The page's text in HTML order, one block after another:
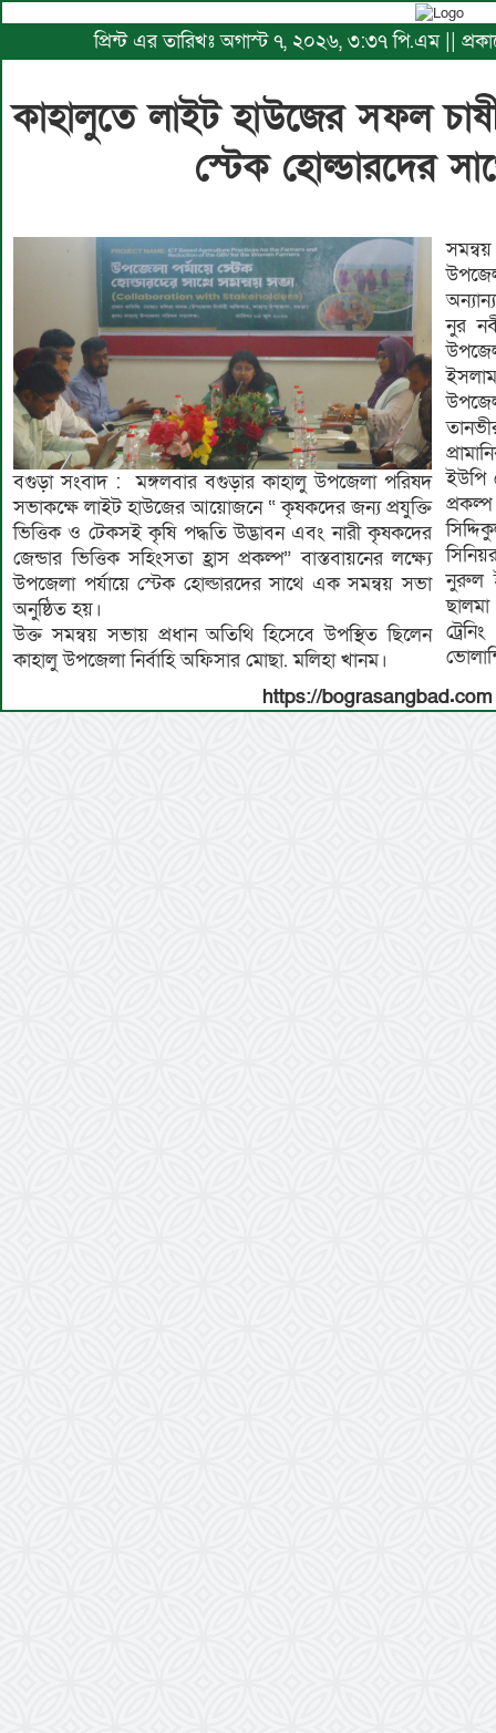
প্রিন্ট এর তারিখঃ অগাস্ট ৭, ২০২৬, ৩:৩৭ পি.এম ||
কাহালুতে লাইট হাউজের সফল
স্টেক হোল্ডারদের
বগুড়া সংবাদ : মঙ্গলবার বগুড়ার কাহালু উপজেলা পরিষদ
সভাকক্ষে লাইট হাউজের আয়োজনে “ কৃষকদের জন্য প্রযুক্তি
ভিত্তিক ও টেকসই কৃষি পদ্ধতি উদ্ভাবন এবং নারী কৃষকদের
জেন্ডার ভিত্তিক সহিংসতা হ্রাস প্রকল্প” বাস্তবায়নের লক্ষ্যে
উপজেলা পর্যায়ে স্টেক হোল্ডারদের সাথে এক সমন্বয় সভা
অনুষ্ঠিত হয়।
উক্ত সমন্বয় সভায় প্রধান অতিথি হিসেবে উপস্থিত ছিলেন
কাহালু উপজেলা নির্বাহি অফিসার মোছা. মলিহা খানম।
নুর
ইউপি
নুরুল
https://